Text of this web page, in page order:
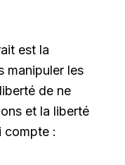
est la
manipuler les
de ne
et la liberté
compte :